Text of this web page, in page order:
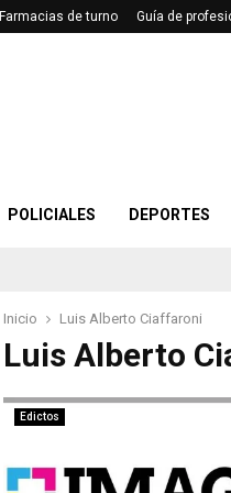
Farmacias de turno Guía de
POLICIALES DEPORTES
Inicio Luis Alberto Ciaffaroni
Luis Alberto
Edictos